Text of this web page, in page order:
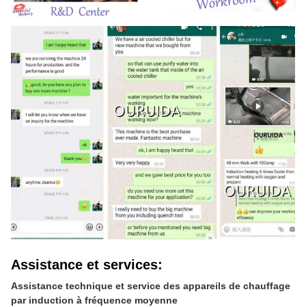
Assistance et services:
Assistance technique et service des appareils de chauffage
par induction à fréquence moyenne